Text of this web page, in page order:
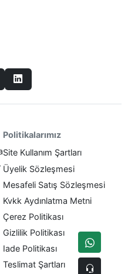
Politikalarımız
Site Kullanım Şartları
Üyelik Sözleşmesi
Mesafeli Satış Sözleşmesi
Kvkk Aydınlatma Metni
Çerez Politikası
Gizlilik Politikası
Iade Politikası
Teslimat Şartları